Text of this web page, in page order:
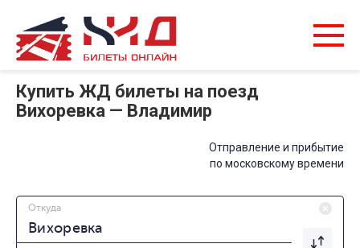
Купить ЖД билеты на поезд
Вихоревка — Владимир
Отправление и прибытие
по московскому времени
Откуда